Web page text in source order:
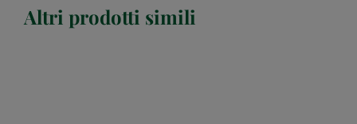
Altri prodotti simili